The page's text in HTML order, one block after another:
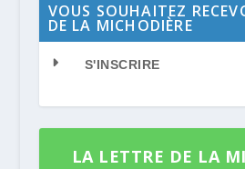
VOUS SOUHAITEZ
DE LA MICHODIÈRE
S'INSCRIRE
LA LETTRE DE LA